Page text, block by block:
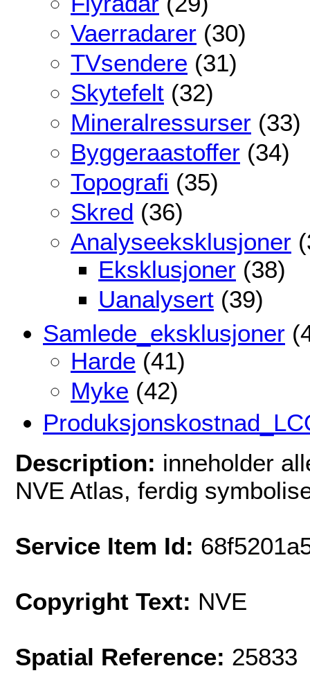
Vaerradarer (30)
TVsendere (31)
Skytefelt (32)
Mineralressurser (33)
Byggeraastoffer (34)
Topografi (35)
Skred (36)
Analyseeksklusjoner
Eksklusjoner (38)
Uanalysert (39)
Samlede_eksklusjoner
Harde (41)
Myke (42)
Description: inneholder
NVE Atlas, ferdig
Service Item Id:
Copyright Text: NVE
Spatial Reference: 25833